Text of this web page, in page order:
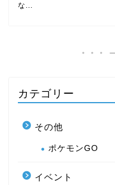
な...
カテゴリー
その他
ポケモンGO
イベント